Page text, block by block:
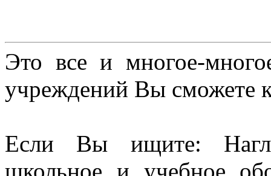
Это все и многое-
учреждений Вы сможете
Если Вы ищите:
школьное и учебное